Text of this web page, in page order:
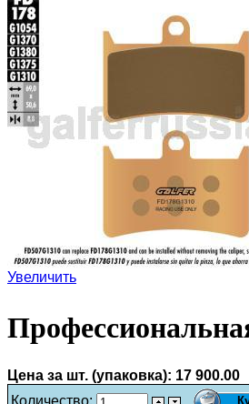
Увеличить
Цена за шт. (упаковка): 17 900.00
Количество: